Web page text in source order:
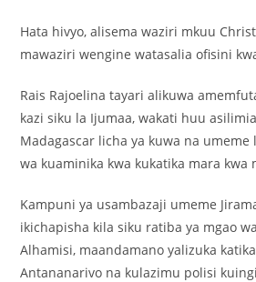
Hata hivyo, alisema waziri mkuu
mawaziri wengine watasalia ofisini
Rais Rajoelina tayari alikuwa
kazi siku la Ijumaa, wakati huu
Madagascar licha ya kuwa na
wa kuaminika kwa kukatika mara kwa
Kampuni ya usambazaji umeme
ikichapisha kila siku ratiba ya mgao
Alhamisi, maandamano yalizuka
Antananarivo na kulazimu polisi